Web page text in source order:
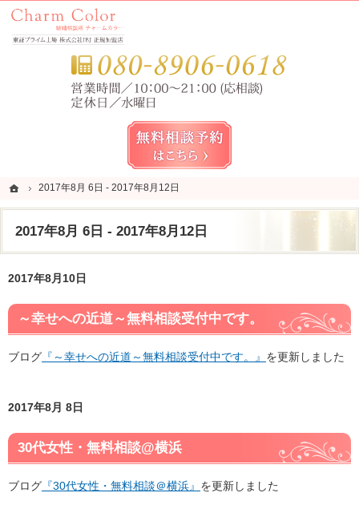
ホーム
2017年8月 6日 - 2017年8月12日
2017年8月 6日 - 2017年8月12日
錦糸町・亀戸・平井の結婚相談所なら当相談所へ。
錦糸町・亀戸・平井の結婚相談所なら短期成婚を目指すCharm Color (チャームカラー)
2017年8月10日
～幸せへの近道～無料相談受付中です。
ブログ 『～幸せへの近道～無料相談受付中です。』 を更新しました
2017年8月 8日
30代女性・無料相談@横浜
ブログ 『30代女性・無料相談＠横浜』 を更新しました
ホーム
2017年8月 6日 - 2017年8月12日